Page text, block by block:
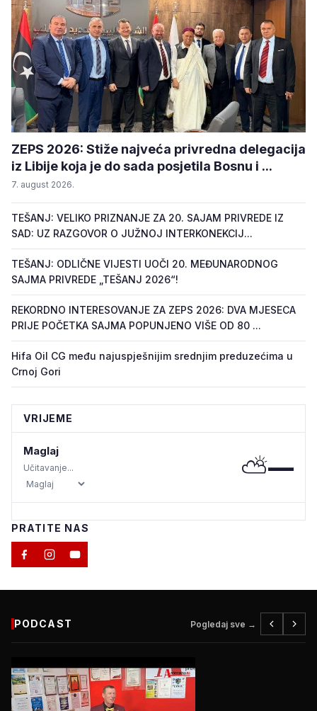
ZEPS 2026: Stiže najveća privredna delegacija
iz Libije koja je do sada posjetila Bosnu i ...
7. august 2026.
TEŠANJ: VELIKO PRIZNANJE ZA 20. SAJAM PRIVREDE IZ
SAD: UZ RAZGOVOR O JUŽNOJ INTERKONEKCIJ...
TEŠANJ: ODLIČNE VIJESTI UOČI 20. MEĐUNARODNOG
SAJMA PRIVREDE „TEŠANJ 2026“!
REKORDNO INTERESOVANJE ZA ZEPS 2026: DVA MJESECA
PRIJE POČETKA SAJMA POPUNJENO VIŠE OD 80 ...
Hifa Oil CG među najuspješnijim srednjim preduzećima u
Crnoj Gori
VRIJEME
Maglaj
Učitavanje... ⛅—
PRATITE NAS
PODCAST Pogledaj sve →